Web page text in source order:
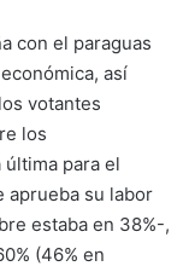
con el paraguas
así
votantes
los
para el
aprueba su labor
estaba en 38%-,
(46% en